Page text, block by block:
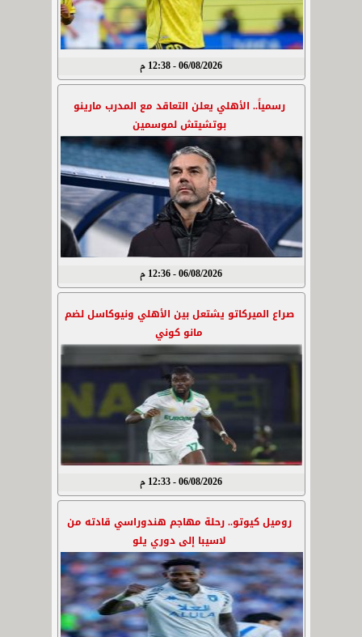
06/08/2026 - 12:38 م
رسمياً.. الأهلي يعلن التعاقد مع المدرب مارينو
بوتشيتش لموسمين
06/08/2026 - 12:36 م
صراع الميركاتو يشتعل بين الأهلي ونيوكاسل لضم
مانو كوني
06/08/2026 - 12:33 م
روميل كيوتو.. رحلة مهاجم هندوراسي قادته من
لاسيبا إلى دوري يلو